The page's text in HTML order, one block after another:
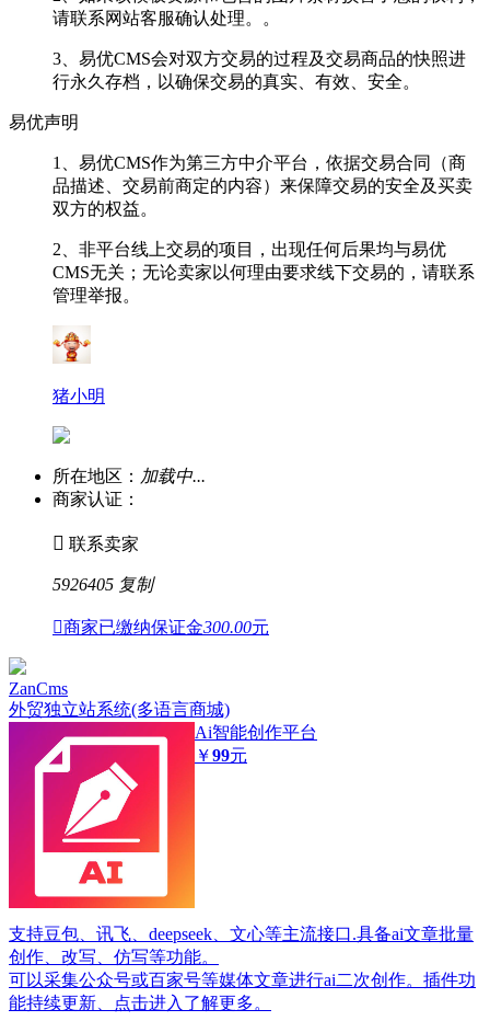
请联系网站客服确认处理。。
3、易优CMS会对双方交易的过程及交易商品的快照进
行永久存档，以确保交易的真实、有效、安全。
易优声明
1、易优CMS作为第三方中介平台，依据交易合同（商
品描述、交易前商定的内容）来保障交易的安全及买卖
双方的权益。
2、非平台线上交易的项目，出现任何后果均与易优
CMS无关；无论卖家以何理由要求线下交易的，请联系
管理举报。
猪小明
所在地区： 加载中...
商家认证：
 联系卖家
5926405 复制
商家已缴纳保证金300.00元
ZanCms
外贸独立站系统(多语言商城)
Ai智能创作平台
￥99元
支持豆包、讯飞、deepseek、文心等主流接口.具备ai文章批量
创作、改写、仿写等功能。
可以采集公众号或百家号等媒体文章进行ai二次创作。插件功
能持续更新、点击进入了解更多。